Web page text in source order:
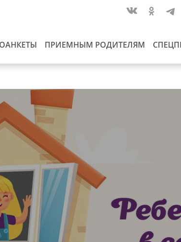
ПРИЕМНЫМ РОДИТЕЛЯМ